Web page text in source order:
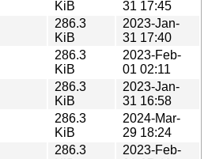
KiB
31 17:45
286.3
KiB
2023-Jan-
31 17:40
286.3
KiB
2023-Feb-
01 02:11
286.3
KiB
2023-Jan-
31 16:58
286.3
KiB
2024-Mar-
29 18:24
286.3
2023-Feb-